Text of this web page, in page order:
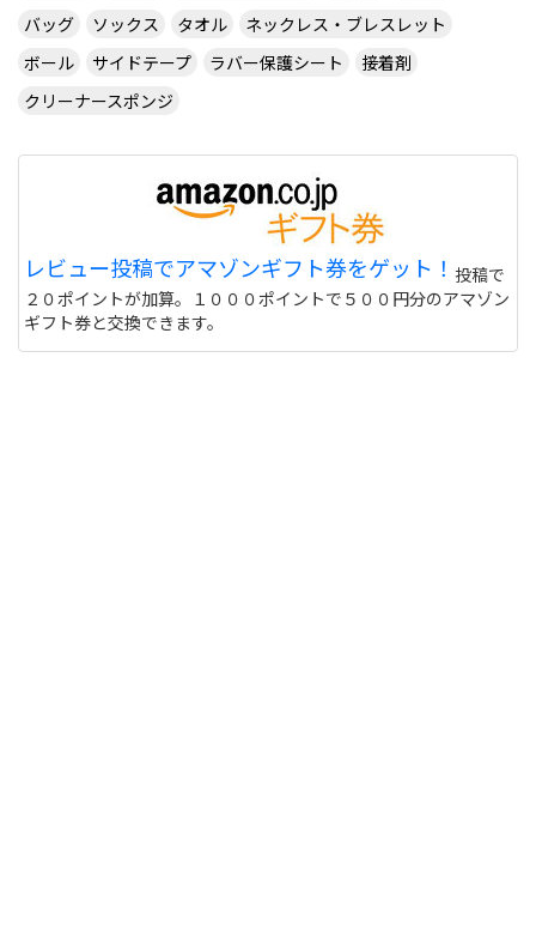
バッグ
ソックス タオル
ネックレス・ブレスレット
ボール
サイドテープ ラバー保護シート
接着剤
クリーナースポンジ
レビュー投稿でアマゾンギフト券をゲット！ 投稿で
２０ポイントが加算。１０００ポイントで５００円分のアマゾン
ギフト券と交換できます。